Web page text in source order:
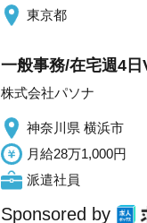
東京都
一般事務/在宅週4
株式会社パソナ
神奈川県 横浜市
月給28万1,000円
派遣社員
Sponsored by